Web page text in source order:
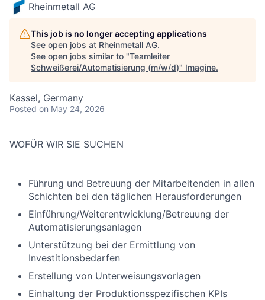
Rheinmetall AG
This job is no longer accepting applications
See open jobs at Rheinmetall AG.
See open jobs similar to "Teamleiter
Schweißerei/Automatisierung (m/w/d)" Imagine.
Kassel, Germany
Posted on May 24, 2026
WOFÜR WIR SIE SUCHEN
Führung und Betreuung der Mitarbeitenden in allen
Schichten bei den täglichen Herausforderungen
Einführung/Weiterentwicklung/Betreuung der
Automatisierungsanlagen
Unterstützung bei der Ermittlung von
Investitionsbedarfen
Erstellung von Unterweisungsvorlagen
Einhaltung der Produktionsspezifischen KPIs